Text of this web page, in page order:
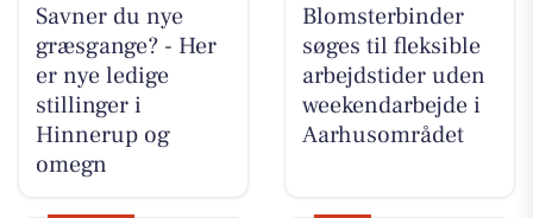
Savner du nye
græsgange? - Her
er nye ledige
stillinger i
Hinnerup og
omegn
Blomsterbinder
søges til fleksible
arbejdstider uden
weekendarbejde i
Aarhusområdet